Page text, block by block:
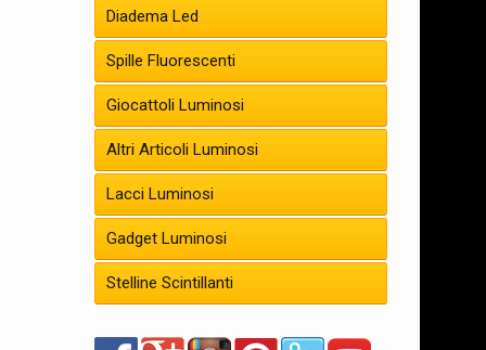
Diadema Led
Spille Fluorescenti
Giocattoli Luminosi
Altri Articoli Luminosi
Lacci Luminosi
Gadget Luminosi
Stelline Scintillanti